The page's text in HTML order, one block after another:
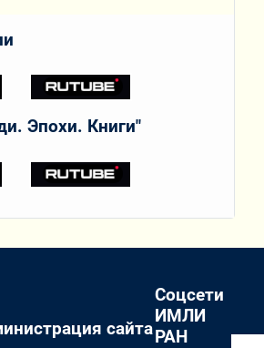
Эпохи. Книги"
сайта
Соцсети
ИМЛИ
РАН